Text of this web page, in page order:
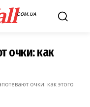
COM.UA
очки: как
очки: как этого